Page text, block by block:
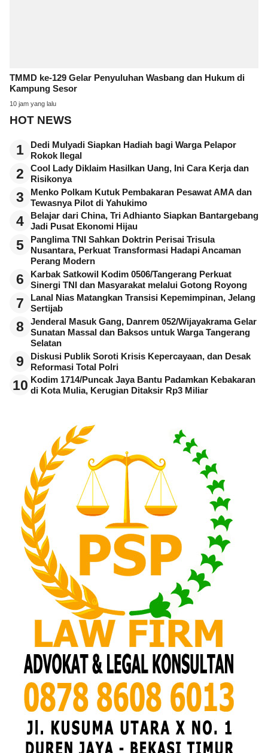
TMMD ke-129 Gelar Penyuluhan Wasbang dan Hukum di
Kampung Sesor
10 jam yang lalu
HOT NEWS
1
Dedi Mulyadi Siapkan Hadiah bagi Warga Pelapor
Rokok Ilegal
2
Cool Lady Diklaim Hasilkan Uang, Ini Cara Kerja dan
Risikonya
3
Menko Polkam Kutuk Pembakaran Pesawat AMA dan
Tewasnya Pilot di Yahukimo
4
Belajar dari China, Tri Adhianto Siapkan Bantargebang
Jadi Pusat Ekonomi Hijau
5
Panglima TNI Sahkan Doktrin Perisai Trisula
Nusantara, Perkuat Transformasi Hadapi Ancaman
Perang Modern
6
Karbak Satkowil Kodim 0506/Tangerang Perkuat
Sinergi TNI dan Masyarakat melalui Gotong Royong
7
Lanal Nias Matangkan Transisi Kepemimpinan, Jelang
Sertijab
8
Jenderal Masuk Gang, Danrem 052/Wijayakrama Gelar
Sunatan Massal dan Baksos untuk Warga Tangerang
Selatan
9
Diskusi Publik Soroti Krisis Kepercayaan, dan Desak
Reformasi Total Polri
10 Kodim 1714/Puncak Jaya Bantu Padamkan Kebakaran
di Kota Mulia, Kerugian Ditaksir Rp3 Miliar